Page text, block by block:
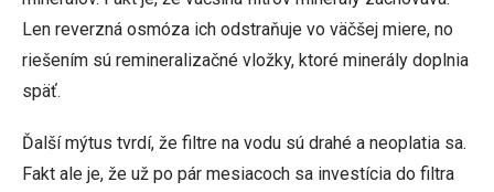
Len reverzná osmóza ich odstraňuje vo väčšej miere, no
riešením sú remineralizačné vložky, ktoré minerály doplnia
späť.
Ďalší mýtus tvrdí, že filtre na vodu sú drahé a neoplatia sa.
Fakt ale je, že už po pár mesiacoch sa investícia do filtra